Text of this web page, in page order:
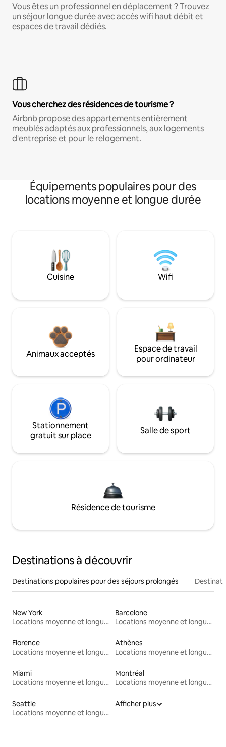
Vous êtes un professionnel en déplacement ? Trouvez
un séjour longue durée avec accès wifi haut débit et
espaces de travail dédiés.
Vous cherchez des résidences de tourisme ?
Airbnb propose des appartements entièrement
meublés adaptés aux professionnels, aux logements
d'entreprise et pour le relogement.
Équipements populaires pour des
locations moyenne et longue durée
Cuisine Wifi
Animaux acceptés
Espace de travail
pour ordinateur
Stationnement
gratuit sur place
Salle de sport
Résidence de tourisme
Destinations à découvrir
Destinations populaires pour des séjours prolongés
New York
Locations moyenne et longue durée
Barcelone
Locations moyenne et longue durée
Florence
Locations moyenne et longue durée
Athènes
Locations moyenne et longue durée
Miami
Locations moyenne et longue durée
Montréal
Locations moyenne et longue durée
Seattle
Locations moyenne et longue durée
Afficher plus